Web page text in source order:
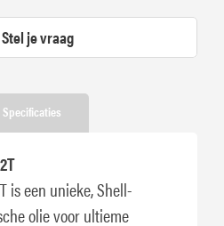
Stel je vraag
Specificaties
is een unieke, Shell-
olie voor ultieme